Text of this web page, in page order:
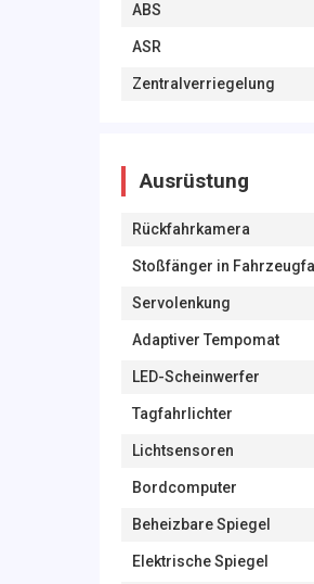
ABS
ASR
Zentralverriegelung
Ausrüstung
Rückfahrkamera
Stoßfänger in
Servolenkung
Adaptiver Tempomat
LED-Scheinwerfer
Tagfahrlichter
Lichtsensoren
Bordcomputer
Beheizbare Spiegel
Elektrische Spiegel